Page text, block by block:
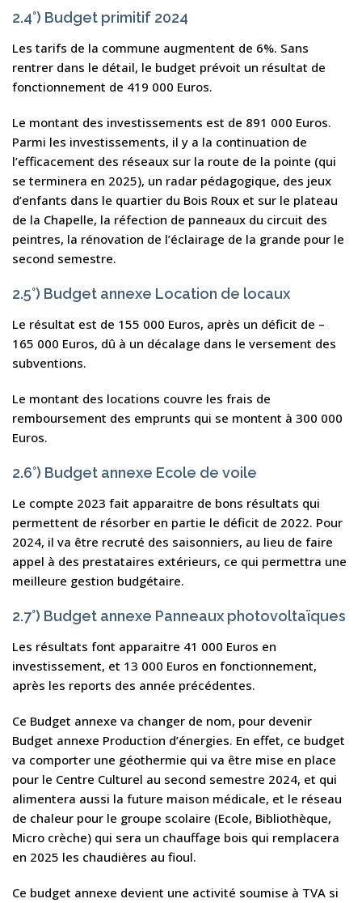
2.4°) Budget primitif 2024
Les tarifs de la commune augmentent de 6%. Sans
rentrer dans le détail, le budget prévoit un résultat de
fonctionnement de 419 000 Euros.
Le montant des investissements est de 891 000 Euros.
Parmi les investissements, il y a la continuation de
l’efficacement des réseaux sur la route de la pointe (qui
se terminera en 2025), un radar pédagogique, des jeux
d’enfants dans le quartier du Bois Roux et sur le plateau
de la Chapelle, la réfection de panneaux du circuit des
peintres, la rénovation de l’éclairage de la grande pour le
second semestre.
2.5°) Budget annexe Location de locaux
Le résultat est de 155 000 Euros, après un déficit de –
165 000 Euros, dû à un décalage dans le versement des
subventions.
Le montant des locations couvre les frais de
remboursement des emprunts qui se montent à 300 000
Euros.
2.6°) Budget annexe Ecole de voile
Le compte 2023 fait apparaitre de bons résultats qui
permettent de résorber en partie le déficit de 2022. Pour
2024, il va être recruté des saisonniers, au lieu de faire
appel à des prestataires extérieurs, ce qui permettra une
meilleure gestion budgétaire.
2.7°) Budget annexe Panneaux photovoltaïques
Les résultats font apparaitre 41 000 Euros en
investissement, et 13 000 Euros en fonctionnement,
après les reports des année précédentes.
Ce Budget annexe va changer de nom, pour devenir
Budget annexe Production d’énergies. En effet, ce budget
va comporter une géothermie qui va être mise en place
pour le Centre Culturel au second semestre 2024, et qui
alimentera aussi la future maison médicale, et le réseau
de chaleur pour le groupe scolaire (Ecole, Bibliothèque,
Micro crèche) qui sera un chauffage bois qui remplacera
en 2025 les chaudières au fioul.
Ce budget annexe devient une activité soumise à TVA si